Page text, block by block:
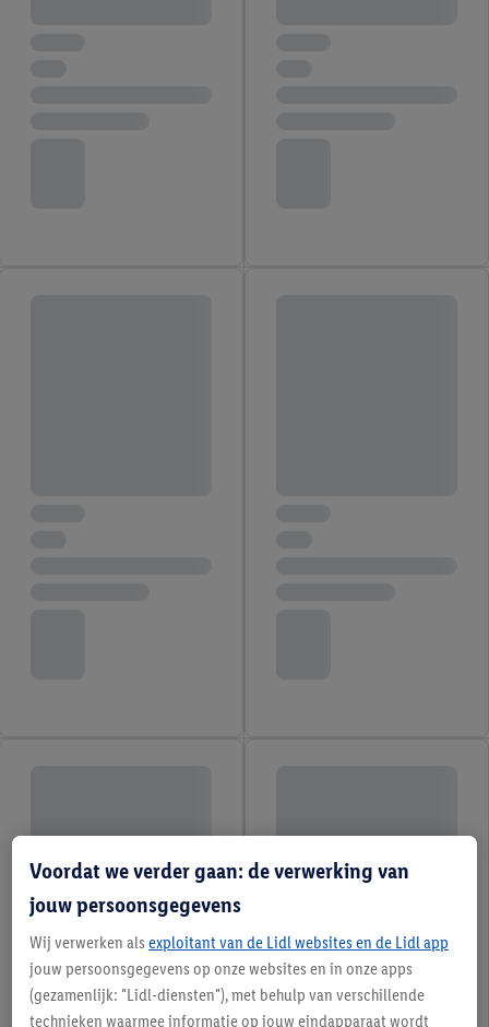
Voordat we verder gaan: de verwerking van
jouw persoonsgegevens
Wij verwerken als exploitant van de Lidl websites en de Lidl app
jouw persoonsgegevens op onze websites en in onze apps
(gezamenlijk: "Lidl-diensten"), met behulp van verschillende
technieken waarmee informatie op jouw eindapparaat wordt